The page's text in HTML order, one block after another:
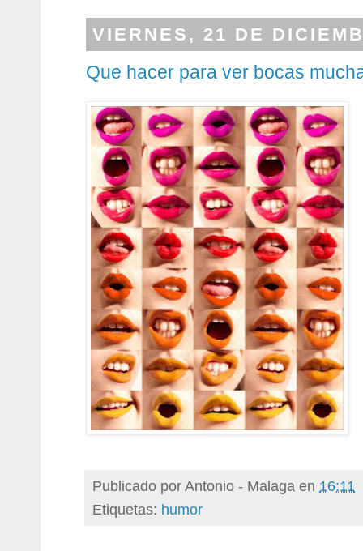
VIERNES, 21 DE
Que hacer para ver bocas
Publicado porAntonio - Malaga en 16:11
Etiquetas: humor